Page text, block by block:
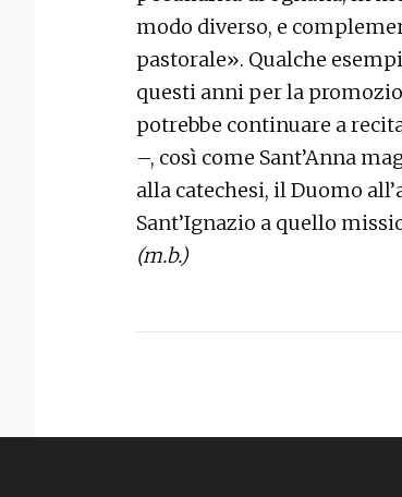
modo diverso, e
pastorale». Qualche
questi anni per la
potrebbe continuare a
–, così come Sant’Anna
alla catechesi, il Duomo
Sant’Ignazio a quello
(m.b.)